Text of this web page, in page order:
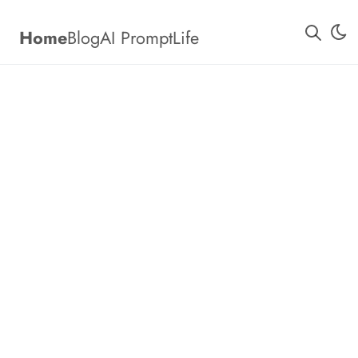
HomeBlogAI PromptLife